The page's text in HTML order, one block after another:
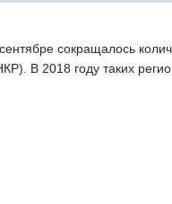
сокращалось
В 2018 году таких